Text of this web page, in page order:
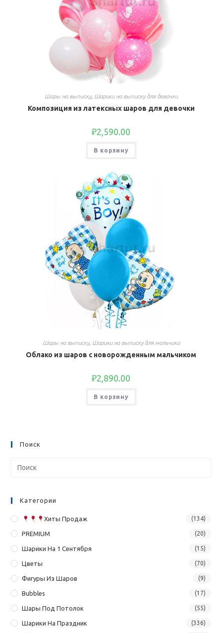
Шары на выписку, Шарики на выписку для девочки
Композиция из латексных шаров для девочки
₽2,590.00
В корзину
Шары на выписку, Шарики на выписку для мальчика
Облако из шаров с новорожденным мальчиком
₽2,890.00
В корзину
Поиск
Категории
Хиты Продаж (134)
PREMIUM (20)
Шарики На 1 Сентября (15)
Цветы (70)
Фигуры Из Шаров (9)
Bubbles (17)
Шары Под Потолок (55)
Шарики На Праздник (336)